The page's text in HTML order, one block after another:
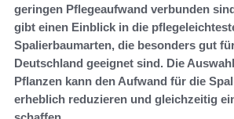
geringen Pflegeaufwand verbunden
gibt einen Einblick in die
Spalierbaumarten, die besonders gut
Deutschland geeignet sind. Die
Pflanzen kann den Aufwand für die
erheblich reduzieren und gleichzeitig